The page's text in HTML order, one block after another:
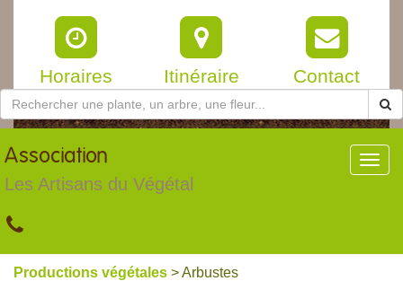
Horaires Itinéraire Contact
Association
Les Artisans du Végétal
Productions végétales > Arbustes